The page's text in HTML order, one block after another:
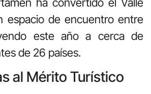
espacio de encuentro entre
este año a cerca de
de 26 países.
al Mérito Turístico